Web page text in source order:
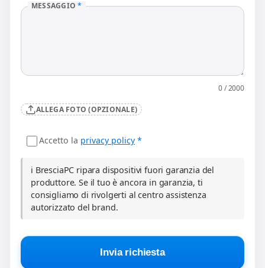
MESSAGGIO*
0 / 2000
ALLEGA FOTO (OPZIONALE)
Accetto la privacy policy *
ℹ️ BresciaPC ripara dispositivi fuori garanzia del
produttore. Se il tuo è ancora in garanzia, ti
consigliamo di rivolgerti al centro assistenza
autorizzato del brand.
Invia richiesta